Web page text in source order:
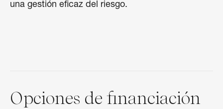
una gestión eficaz del riesgo.
Opciones de financiación